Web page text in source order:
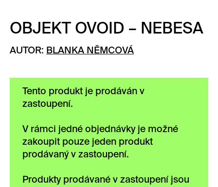
OBJEKT OVOID – NEBESA
AUTOR: BLANKA NĚMCOVÁ
Tento produkt je prodáván v
zastoupení.
V rámci jedné objednávky je možné
zakoupit pouze jeden produkt
prodávaný v zastoupení.
Produkty prodávané v zastoupení jsou